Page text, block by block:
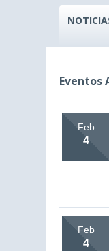
Eventos
Feb
4
Feb
4